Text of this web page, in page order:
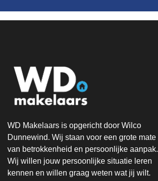
WD Makelaars is opgericht door Wilco
Dunnewind. Wij staan voor een grote mate
van betrokkenheid en persoonlijke aanpak.
Wij willen jouw persoonlijke situatie leren
kennen en willen graag weten wat jij wilt.